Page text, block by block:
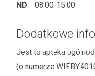
ND
08:00-15:00
Dodatkowe
Jest to apteka
(o numerze